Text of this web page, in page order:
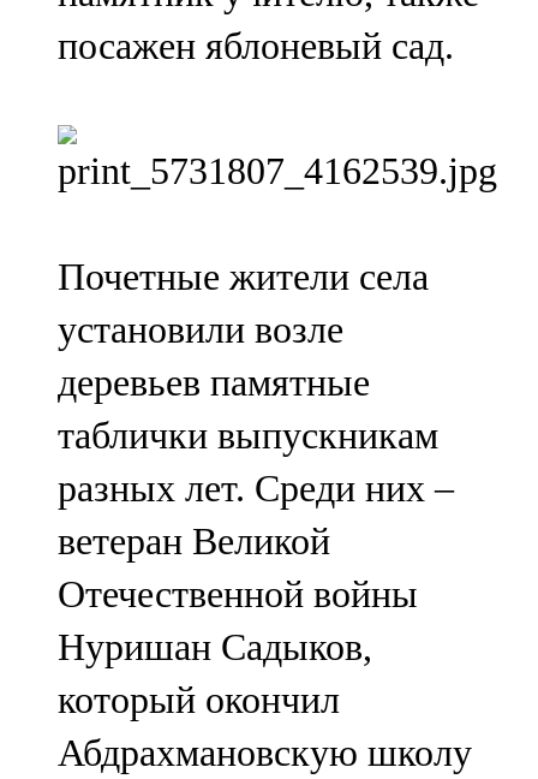
Чирмешән
107,7 FM
Чистай
103,0 FM
91,0 FM
Шәмәрдән
102,3 FM
Яңа чишмә
107,0 FM
Яр Чаллы
105,5 FM
посажен яблоневый сад.
Почетные жители села
установили возле
деревьев памятные
таблички выпускникам
разных лет. Среди них –
ветеран Великой
Отечественной войны
Нуришан Садыков,
который окончил
Абдрахмановскую школу